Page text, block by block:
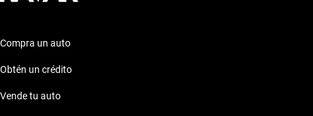
Compra un auto
Obtén un crédito
Vende tu auto